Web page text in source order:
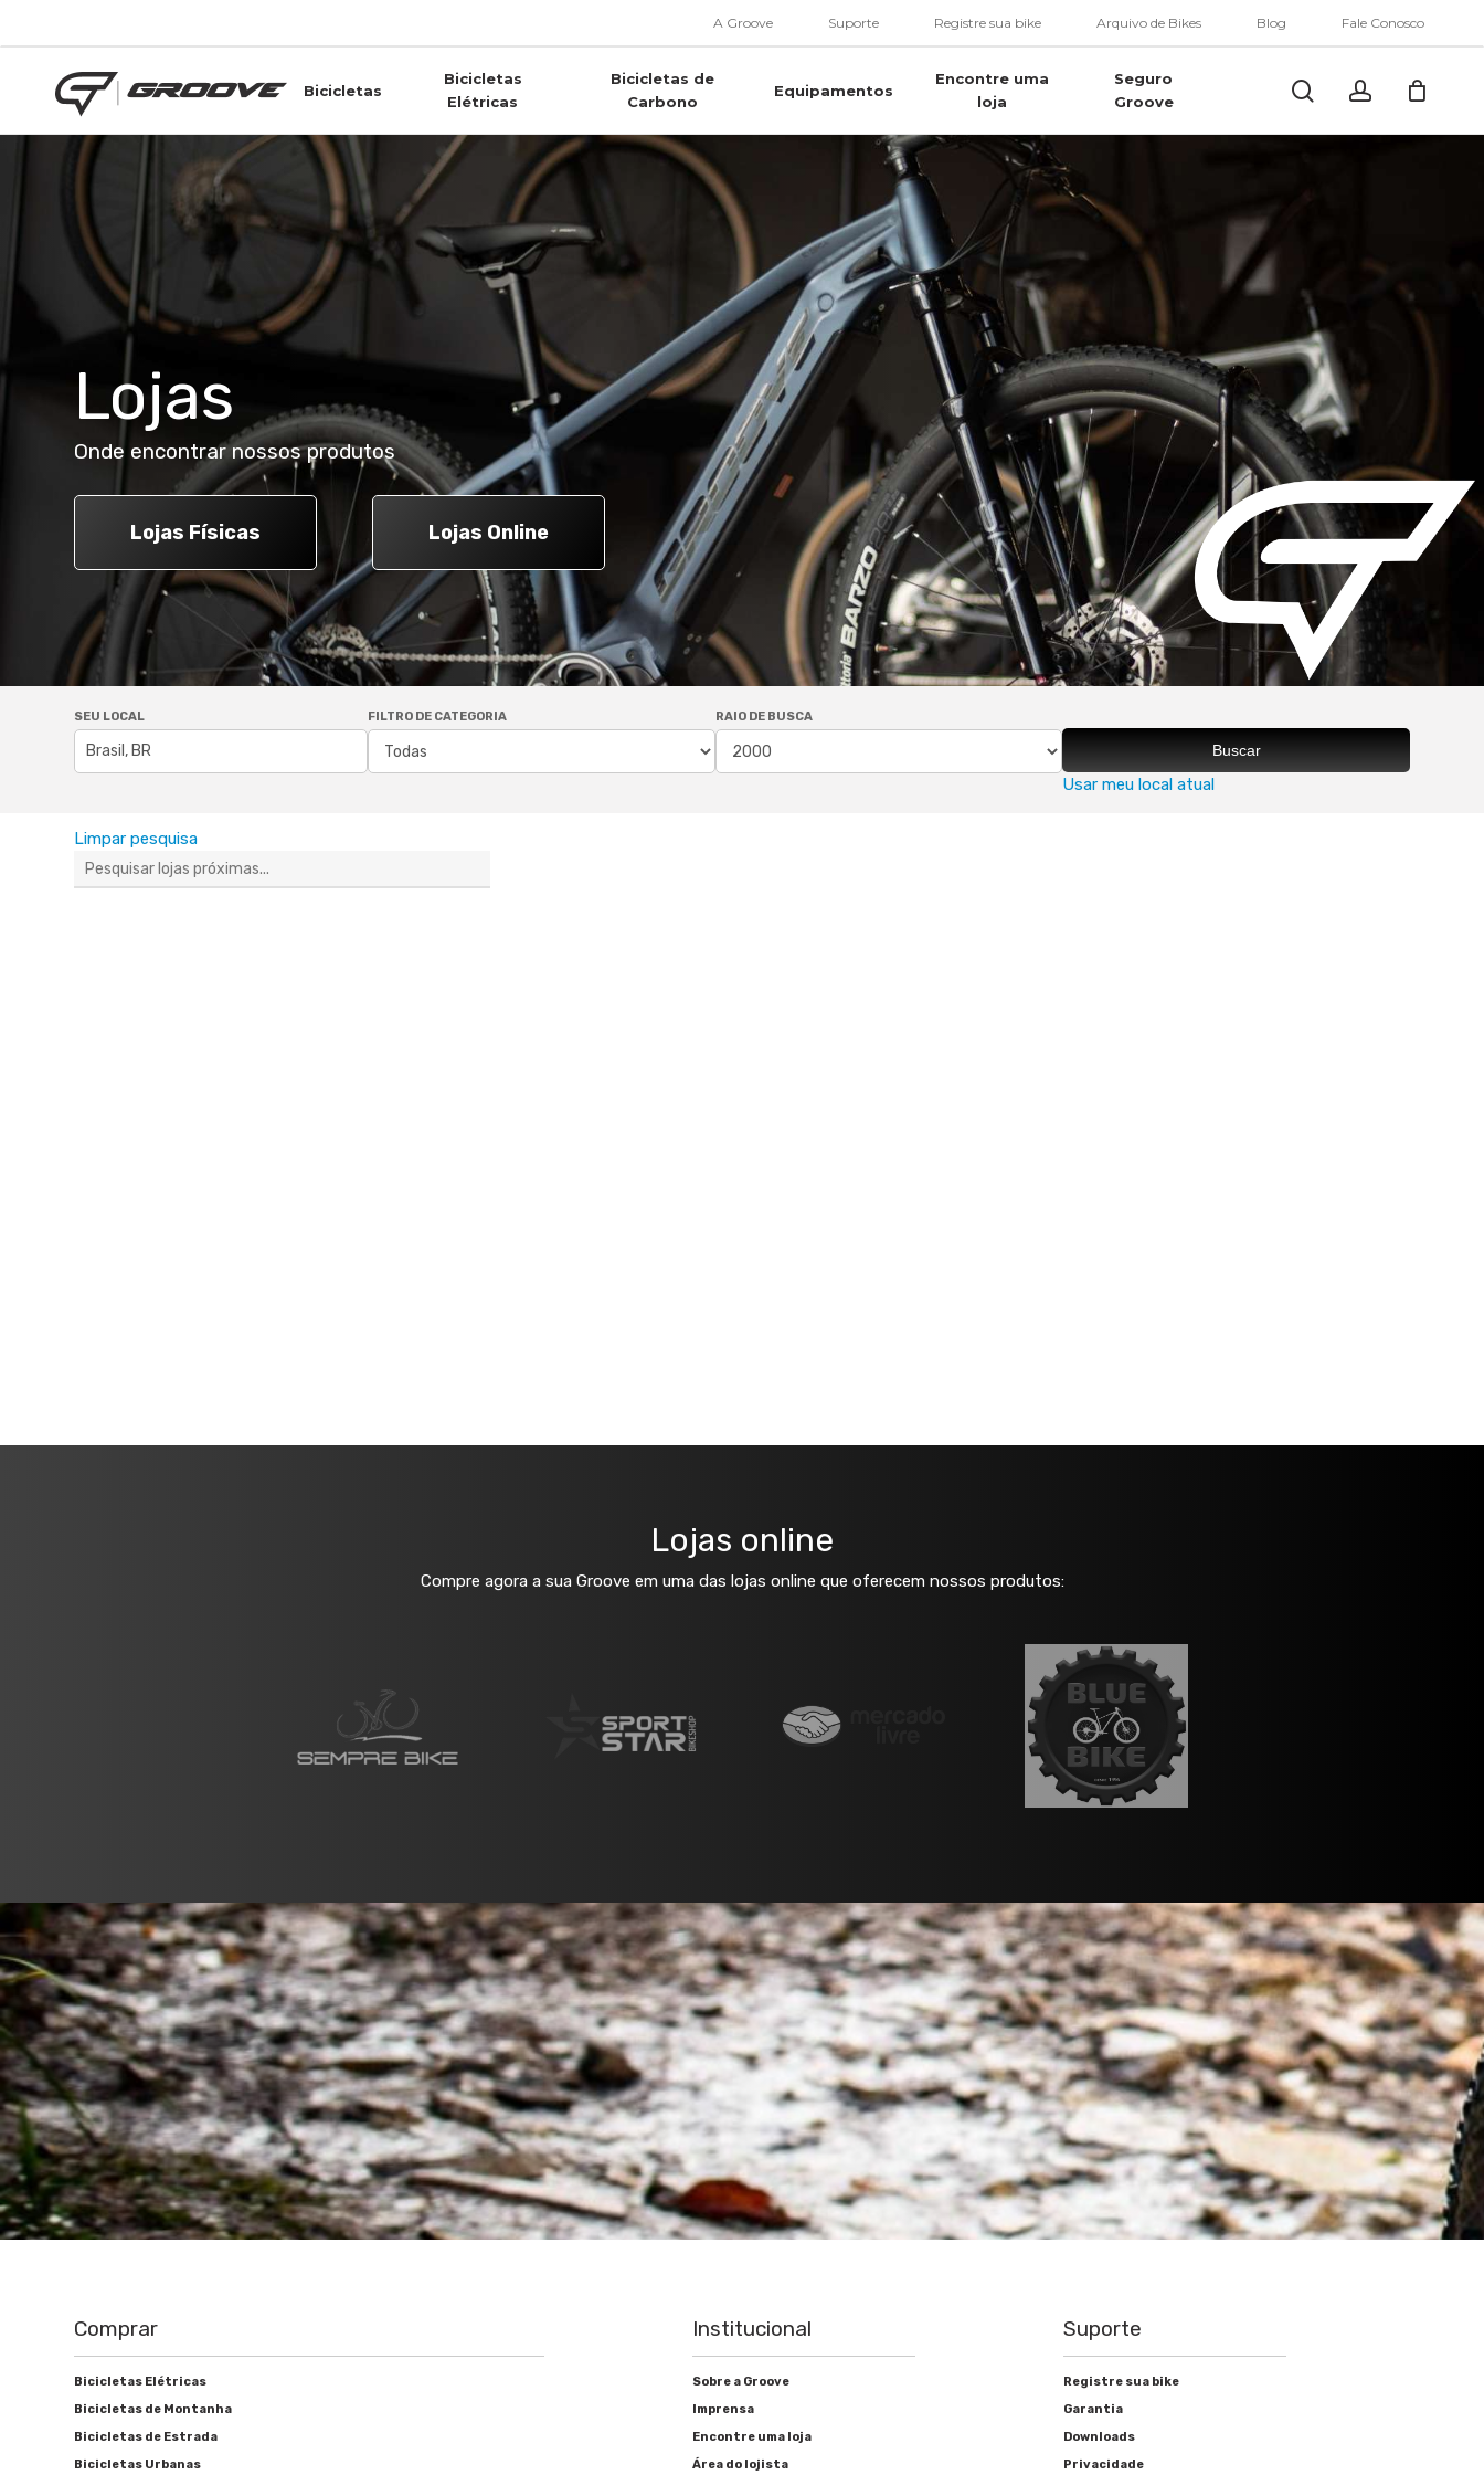
content
A Groove Suporte Registre sua bike Arquivo de Bikes Blog Fale Conosco
Pressione "enter" para buscar ou ESC para sair
Bicicletas
Bicicletas
Elétricas
Bicicletas de
Carbono
Equipamentos
Encontre uma
loja
Seguro
Groove
Buscar..account
Lojas
Onde encontrar nossos produtos
Lojas Físicas Lojas Online
SEU LOCAL FILTRO DE CATEGORIA RAIO DE BUSCA
Buscar
Usar meu local atual
Limpar pesquisa
Lojas online
Compre agora a sua Groove em uma das lojas online que oferecem nossos produtos:
Comprar
Bicicletas Elétricas
Bicicletas de Montanha
Bicicletas de Estrada
Bicicletas Urbanas
Institucional
Sobre a Groove
Imprensa
Encontre uma loja
Área do lojista
Suporte
Registre sua bike
Garantia
Downloads
Privacidade